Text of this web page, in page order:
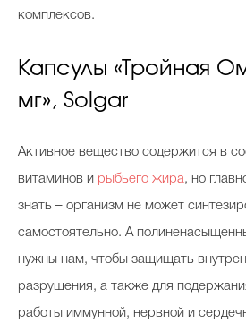
комплексов.
Капсулы «Тройная
мг», Solgar
Активное вещество содержится в
витаминов и рыбьего жира, но
знать – организм не может
самостоятельно. А
нужны нам, чтобы защищать
разрушения, а также для
работы иммунной, нервной и